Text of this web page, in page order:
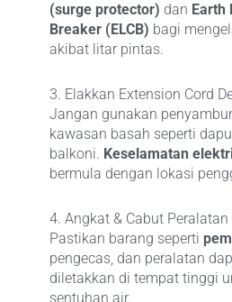
(surge protector) dan Earth
Breaker (ELCB) bagi
akibat litar pintas.
3. Elakkan Extension Cord
Jangan gunakan
kawasan basah seperti
balkoni. Keselamatan
bermula dengan lokasi
4. Angkat & Cabut Peralatan
Pastikan barang seperti
pengecas, dan peralatan
diletakkan di tempat tinggi
sentuhan air.